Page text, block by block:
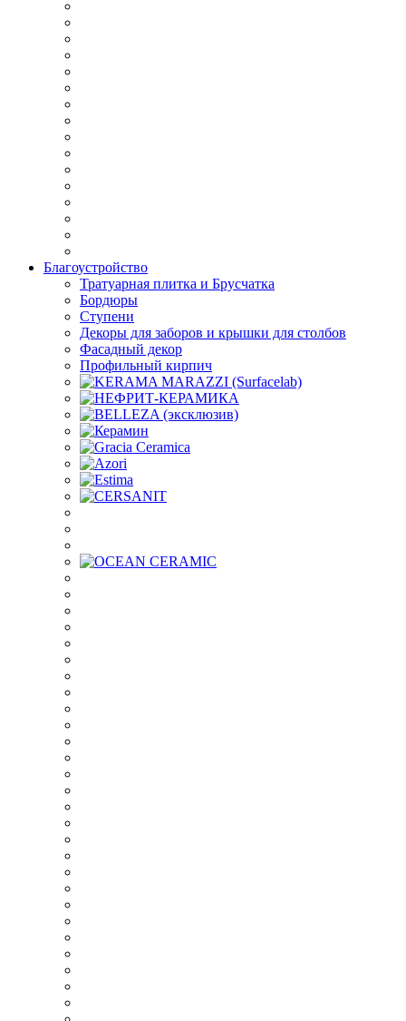
Благоустройство
Тратуарная плитка и Брусчатка
Бордюры
Ступени
Декоры для заборов и крышки для столбов
Фасадный декор
Профильный кирпич